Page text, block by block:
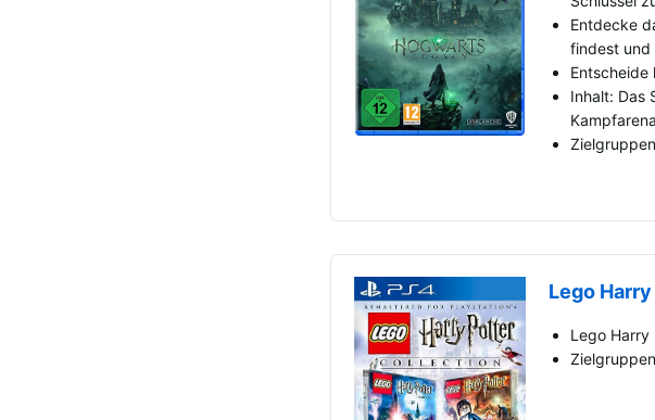
Entdecke
findest und
Inhalt: Das
Lego
Lego Harry